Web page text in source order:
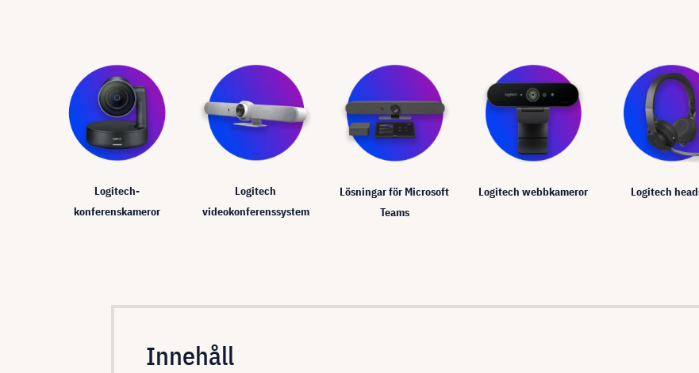
Logitech-
konferenskameror
Logitech
videokonferenssystem
Lösningar för Microsoft
Teams
Logitech webbkameror Logitech
Innehåll